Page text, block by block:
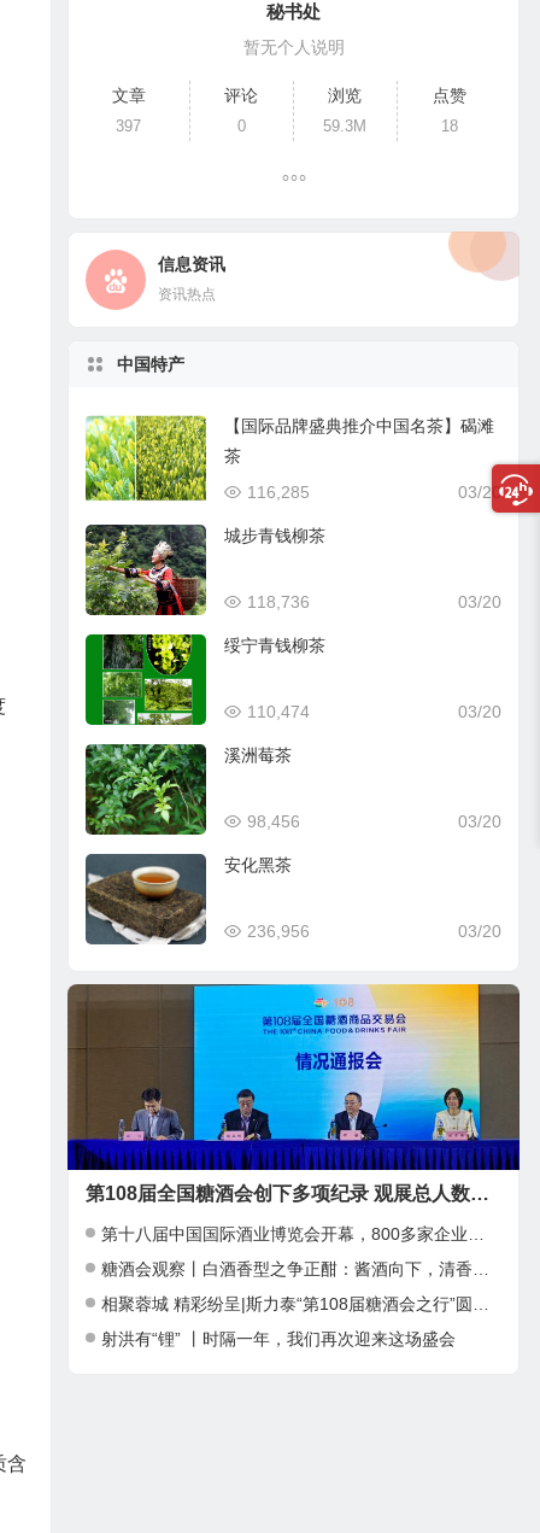
含
秘书处
暂无个人说明
文章
397
评论
0
浏览
59.3M
点赞
18
信息资讯
资讯热点
中国特产
【国际品牌盛典推介中国名茶】碣滩
茶
03/20
116,285
城步青钱柳茶
03/20
118,736
绥宁青钱柳茶
03/20
110,474
溪洲莓茶
03/20
98,456
安化黑茶
03/20
236,956
第108届全国糖酒会创下多项纪录 观展总人数近39万人次
第十八届中国国际酒业博览会开幕，800多家企业参加
糖酒会观察丨白酒香型之争正酣：酱酒向下，清香向上，小众香型崛起
相聚蓉城 精彩纷呈|斯力泰“第108届糖酒会之行”圆满结束
射洪有“锂” 丨时隔一年，我们再次迎来这场盛会